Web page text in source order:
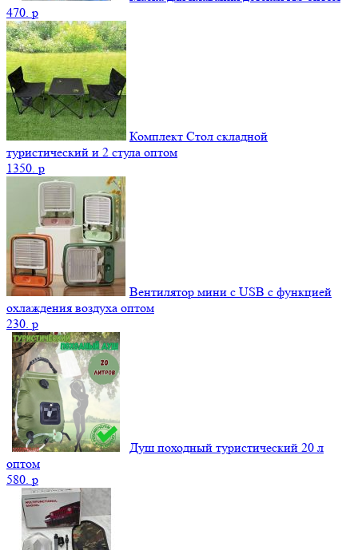
470. p
Комплект Стол складной
туристический и 2 стула оптом
1350. p
Вентилятор мини с USB с функцией
охлаждения воздуха оптом
230. p
Душ походный туристический 20 л
оптом
580. p